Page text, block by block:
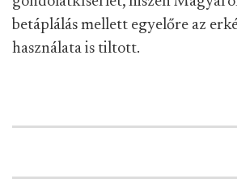
betáplálás mellett egyelőre az
használata is tiltott.